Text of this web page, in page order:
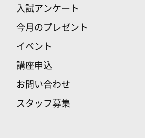
入試アンケート
今月のプレゼント
イベント
講座申込
お問い合わせ
スタッフ募集